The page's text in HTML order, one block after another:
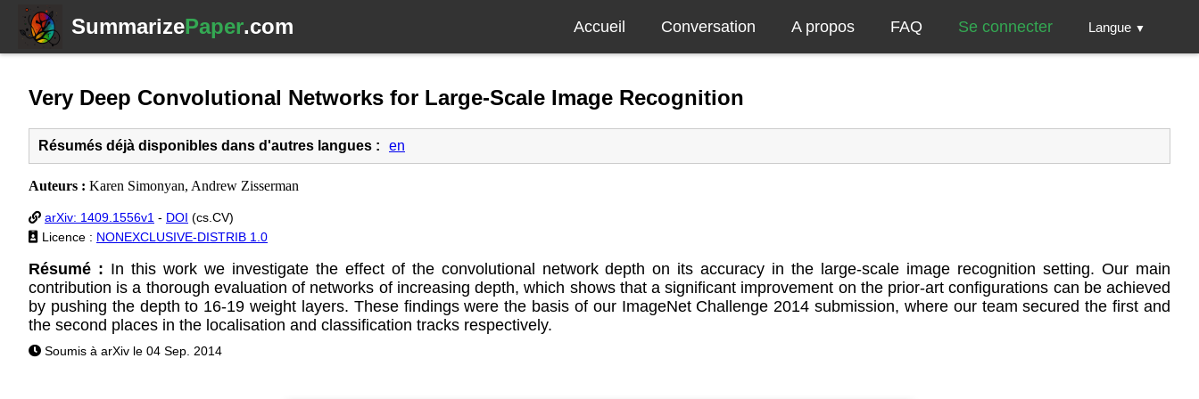
SummarizePaper.com Accueil Conversation A propos FAQ Se connecter Langue ▼
Very Deep Convolutional Networks for Large-Scale Image Recognition
Résumés déjà disponibles dans d'autres langues : en
Auteurs : Karen Simonyan, Andrew Zisserman
arXiv: 1409.1556v1 - DOI (cs.CV)
Licence : NONEXCLUSIVE-DISTRIB 1.0
Résumé : In this work we investigate the effect of the convolutional network depth on its accuracy in the large-scale image recognition setting. Our main
contribution is a thorough evaluation of networks of increasing depth, which shows that a significant improvement on the prior-art configurations can be achieved
by pushing the depth to 16-19 weight layers. These findings were the basis of our ImageNet Challenge 2014 submission, where our team secured the first and
the second places in the localisation and classification tracks respectively.
Soumis à arXiv le 04 Sep. 2014